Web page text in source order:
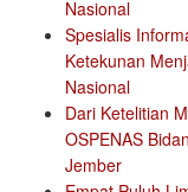
Nasional
Spesialis
Ketekunan
Nasional
Dari Ketelitian
OSPENAS
Jember